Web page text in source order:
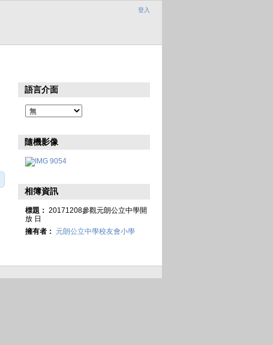
登入
語言介面
隨機影像
相簿資訊
標題： 20171208參觀元朗公立中學開
放 日
擁有者：
元朗公立中學校友會小學